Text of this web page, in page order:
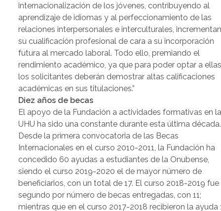
internacionalización de los jóvenes, contribuyendo al
aprendizaje de idiomas y al perfeccionamiento de las
relaciones interpersonales e interculturales,
su cualificación profesional de cara a su incorporación
futura al mercado laboral. Todo ello, premiando el
rendimiento académico, ya que para poder optar a
los solicitantes deberán demostrar altas calificaciones
académicas en sus titulaciones.”
Diez años de becas
El apoyo de la Fundación a actividades formativas en
UHU ha sido una constante durante esta última década.
Desde la primera convocatoria de las Becas
Internacionales en el curso 2010-2011, la Fundación ha
concedido 60 ayudas a estudiantes de la Onubense,
siendo el curso 2019-2020 el de mayor número de
beneficiarios, con un total de 17. El curso 2018-2019 fue
segundo por número de becas entregadas, con 11;
mientras que en el curso 2017-2018 recibieron la ayuda